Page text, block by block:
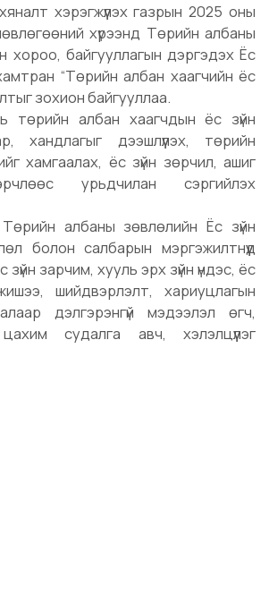
хэрэгжүүлэх газрын 2025 оны
хүрээнд Төрийн албаны
хороо, байгууллагын дэргэдэх Ёс
“Төрийн албан хаагчийн ёс
зохион байгууллаа.
төрийн албан хаагчдын ёс зүйн
хандлагыг дээшлүүлэх, төрийн
хамгаалах, ёс зүйн зөрчил, ашиг
урьдчилан сэргийлэх
албаны зөвлөлийн Ёс зүйн
болон салбарын мэргэжилтнүүд
зарчим, хууль эрх зүйн үндэс, ёс
шийдвэрлэлт, хариуцлагын
дэлгэрэнгүй мэдээлэл өгч,
судалга авч, хэлэлцүүлэг